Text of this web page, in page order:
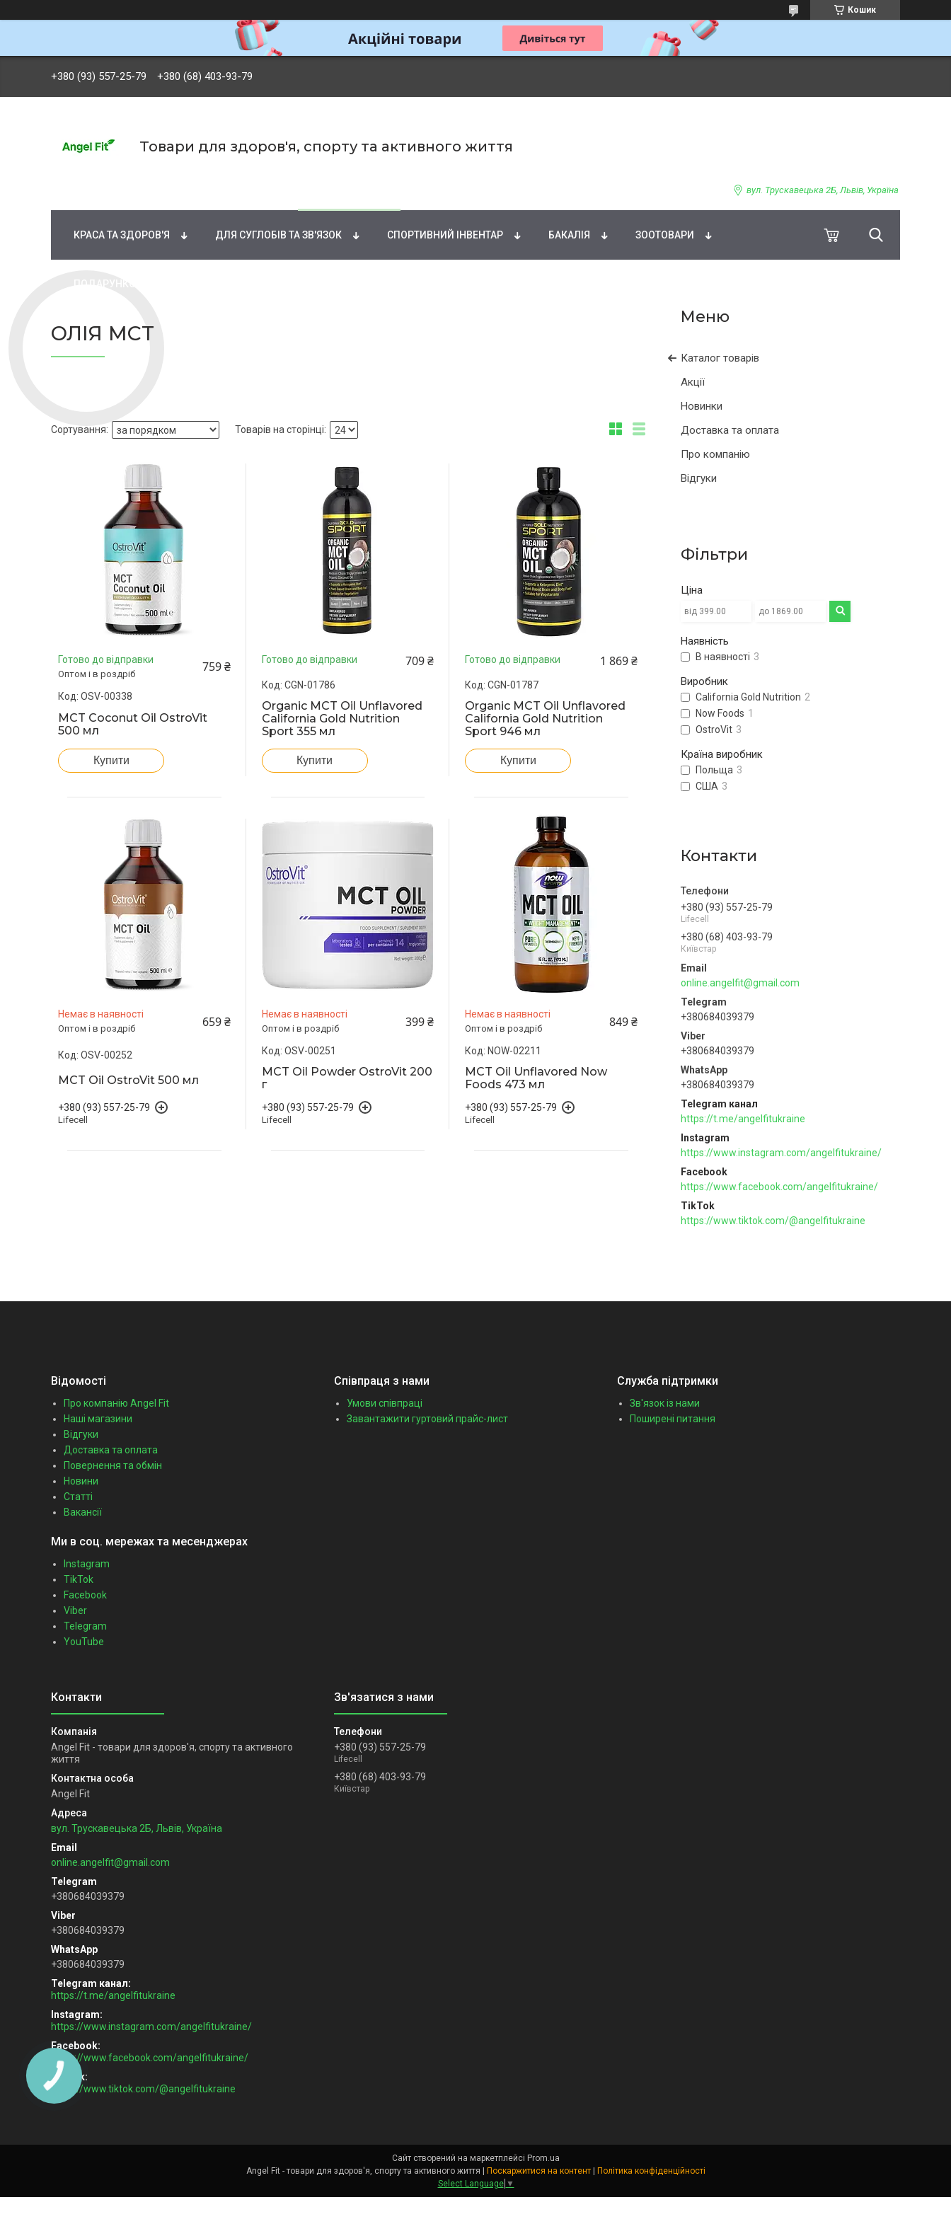
Кошик
+380 (93) 557-25-79 +380 (68) 403-93-79
Товари для здоров'я, спорту та активного життя
вул. Трускавецька 2Б, Львів, Україна
КРАСА ТА ЗДОРОВ'Я ДЛЯ СУГЛОБІВ ТА ЗВ'ЯЗОК СПОРТИВНИЙ ІНВЕНТАР БАКАЛІЯ ЗООТОВАРИ
Каталог товарів
Акції
Новинки
Доставка та оплата
Про компанію
Відгуки
Фільтри
Ціна
Наявність
В наявності 3
Виробник
California Gold Nutrition 2
Now Foods 1
OstroVit 3
Країна виробник
Польща 3
США 3
Контакти
+380 (93) 557-25-79
Lifecell
+380 (68) 403-93-79
Київстар
online.angelfit@gmail.com
+380684039379
+380684039379
+380684039379
Telegram канал
https://t.me/angelfitukraine
Instagram
https://www.instagram.com/angelfitukraine/
Facebook
https://www.facebook.com/angelfitukraine/
TikTok
https://www.tiktok.com/@angelfitukraine
ОЛІЯ MCT
Готово до відправки
Оптом і в роздріб 759 ₴
OSV-00338
MCT Coconut Oil OstroVit
500 мл
Купити
Готово до відправки 709 ₴
CGN-01786
Organic MCT Oil Unflavored
California Gold Nutrition
Sport 355 мл
Купити
Готово до відправки 1 869 ₴
CGN-01787
Organic MCT Oil Unflavored
California Gold Nutrition
Sport 946 мл
Купити
Немає в наявності
Оптом і в роздріб 659 ₴
OSV-00252
MCT Oil OstroVit 500 мл
+380 (93) 557-25-79
Lifecell
Немає в наявності
Оптом і в роздріб 399 ₴
OSV-00251
MCT Oil Powder OstroVit 200
г
+380 (93) 557-25-79
Lifecell
Немає в наявності
Оптом і в роздріб 849 ₴
NOW-02211
MCT Oil Unflavored Now
Foods 473 мл
+380 (93) 557-25-79
Lifecell
Відомості
Про компанію Angel Fit
Наші магазини
Відгуки
Доставка та оплата
Повернення та обмін
Новини
Статті
Вакансії
Співпраця з нами
Умови співпраці
Завантажити гуртовий прайс-лист
Служба підтримки
Зв'язок із нами
Поширені питання
Ми в соц. мережах та месенджерах
Instagram
TikTok
Facebook
Viber
Telegram
YouTube
Angel Fit - товари для здоров'я, спорту та активного
життя
Angel Fit
вул. Трускавецька 2Б, Львів, Україна
online.angelfit@gmail.com
+380684039379
+380684039379
+380684039379
Telegram канал
https://t.me/angelfitukraine
Instagram
https://www.instagram.com/angelfitukraine/
Facebook
https://www.facebook.com/angelfitukraine/
TikTok
https://www.tiktok.com/@angelfitukraine
+380 (93) 557-25-79
Lifecell
+380 (68) 403-93-79
Київстар
Сайт створений на маркетплейсі Prom.ua
Angel Fit - товари для здоров'я, спорту та активного життя | Поскаржитися на контент | Політика конфіденційності
Select Language ▼